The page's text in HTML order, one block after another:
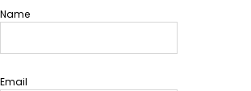
Name
Email